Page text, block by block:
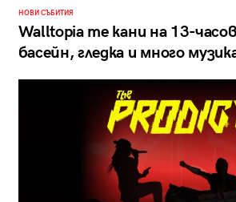
НОВИ СЪБИТИЯ
Walltopia те кани на 13-
басейн, гледка и много